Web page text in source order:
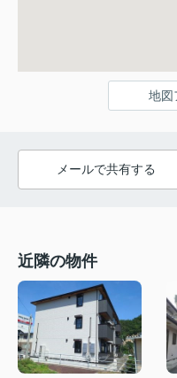
地図
メールで共有する
近隣の物件